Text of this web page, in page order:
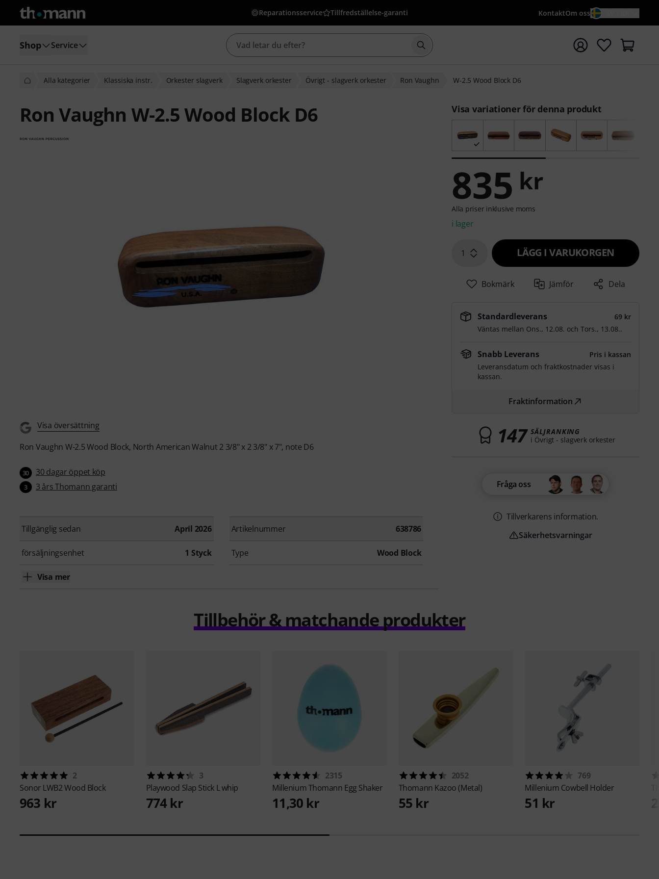
Reparationsservice Tillfredställelse-garanti KontaktOm oss
Shop Service Börja sökningen med söktermen {searchTerm}
Alla kategorier Klassiska instr. Orkester slagverk Slagverk orkester Övrigt - slagverk orkester Ron Vaughn W-2.5 Wood Block D6
Ron Vaughn W-2.5 Wood Block D6
Visa översättning
Ron Vaughn W-2.5 Wood Block, North American Walnut 2 3/8" x 2 3/8" x 7", note D6
30 30 dagar öppet köp
3 3 års Thomann garanti
Tillgänglig sedan April 2026 Artikelnummer 638786
försäljningsenhet 1 Styck Type Wood Block
Visa mer
Visa variationer för denna produkt
835 kr
Alla priser inklusive moms
i lager
1 LÄGG I VARUKORGEN
Bokmärk Jämför Dela
Standardleverans
69 kr
Väntas mellan Ons., 12.08. ochTors., 13.08..
Snabb Leverans
Pris i kassan
Leveransdatum och fraktkostnader visas i
kassan.
Fraktinformation
147 SÄLJRANKING
i Övrigt - slagverk orkester
Fråga oss
Tillverkarens information.
Säkerhetsvarningar
Tillbehör & matchande produkter
2
Sonor LWB2 Wood Block
963 kr
3
Playwood Slap Stick L whip
774 kr
2315
MilleniumThomann Egg Shaker
11,30 kr
2052
Thomann Kazoo (Metal)
55 kr
769
Millenium Cowbell Holder
51 kr